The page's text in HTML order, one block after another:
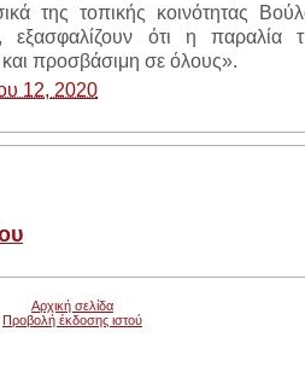
της τοπικής κοινότητας
εξασφαλίζουν ότι η παραλία
προσβάσιμη σε όλους».
12, 2020
Αρχική σελίδα
Προβολή έκδοσης ιστού